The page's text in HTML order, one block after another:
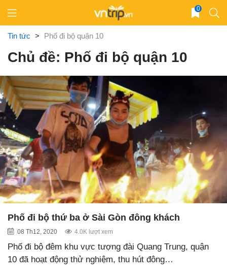
content
0
Tin tức > Phố đi bộ quận 10
Chủ đề: Phố đi bộ quận 10
Phố đi bộ thứ ba ở Sài Gòn đông khách
08 Th12, 2020 4.0K lượt xem
Phố đi bộ đêm khu vực tượng đài Quang Trung, quận
10 đã hoạt động thử nghiệm, thu hút đông…